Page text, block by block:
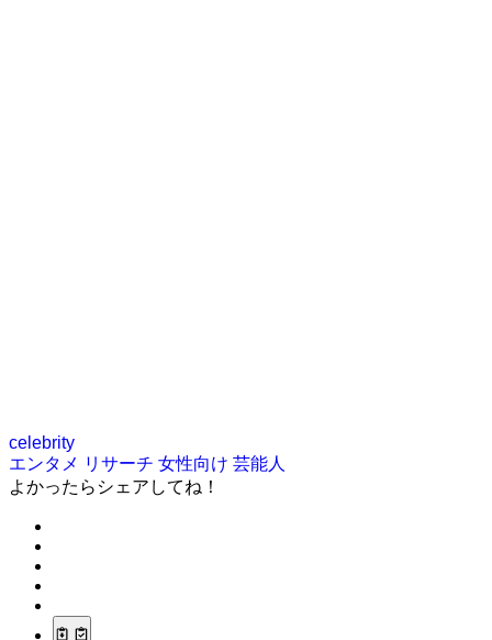
celebrity
エンタメ リサーチ 女性向け 芸能人
よかったらシェアしてね！